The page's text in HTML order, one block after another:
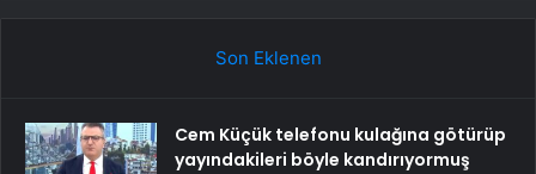
Son Eklenen
Cem Küçük telefonu kulağına götürüp
yayındakileri böyle kandırıyormuş